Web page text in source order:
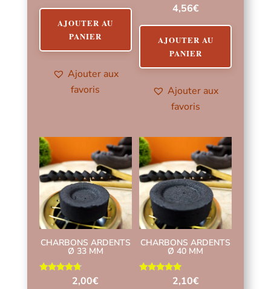
AJOUTER AU
PANIER
Ajouter aux
favoris
4,56€
AJOUTER AU
PANIER
Ajouter aux
favoris
CHARBONS ARDENTS
Ø 33 MM
2,00€
CHARBONS ARDENTS
Ø 40 MM
2,10€